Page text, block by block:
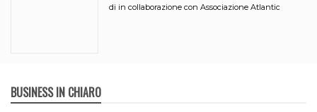
di in collaborazione con Associazione Atlantic
BUSINESS IN CHIARO